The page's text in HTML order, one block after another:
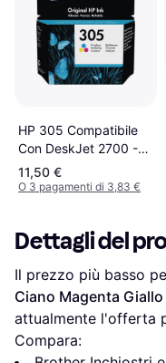
HP 305 Compatibile
Con DeskJet 2700 -
Magenta
11,50 €
O 3 pagamenti di 3,83 €
Dettagli del
Il prezzo più basso
Ciano Magenta Giallo
attualmente l'offerta
Compara: